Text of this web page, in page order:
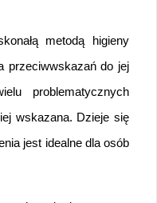
metodą higieny
przeciwwskazań do jej
problematycznych
wskazana. Dzieje się
jest idealne dla osób